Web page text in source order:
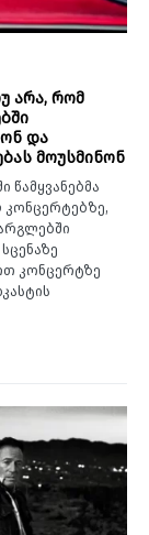
არა, რომ
და
მოუსმინონ
წამყვანებმა
კონცერტებზე,
კონცერტზე